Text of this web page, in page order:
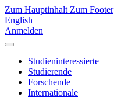
Zum Hauptinhalt Zum Footer
English
Anmelden
Studieninteressierte
Studierende
Forschende
Internationale